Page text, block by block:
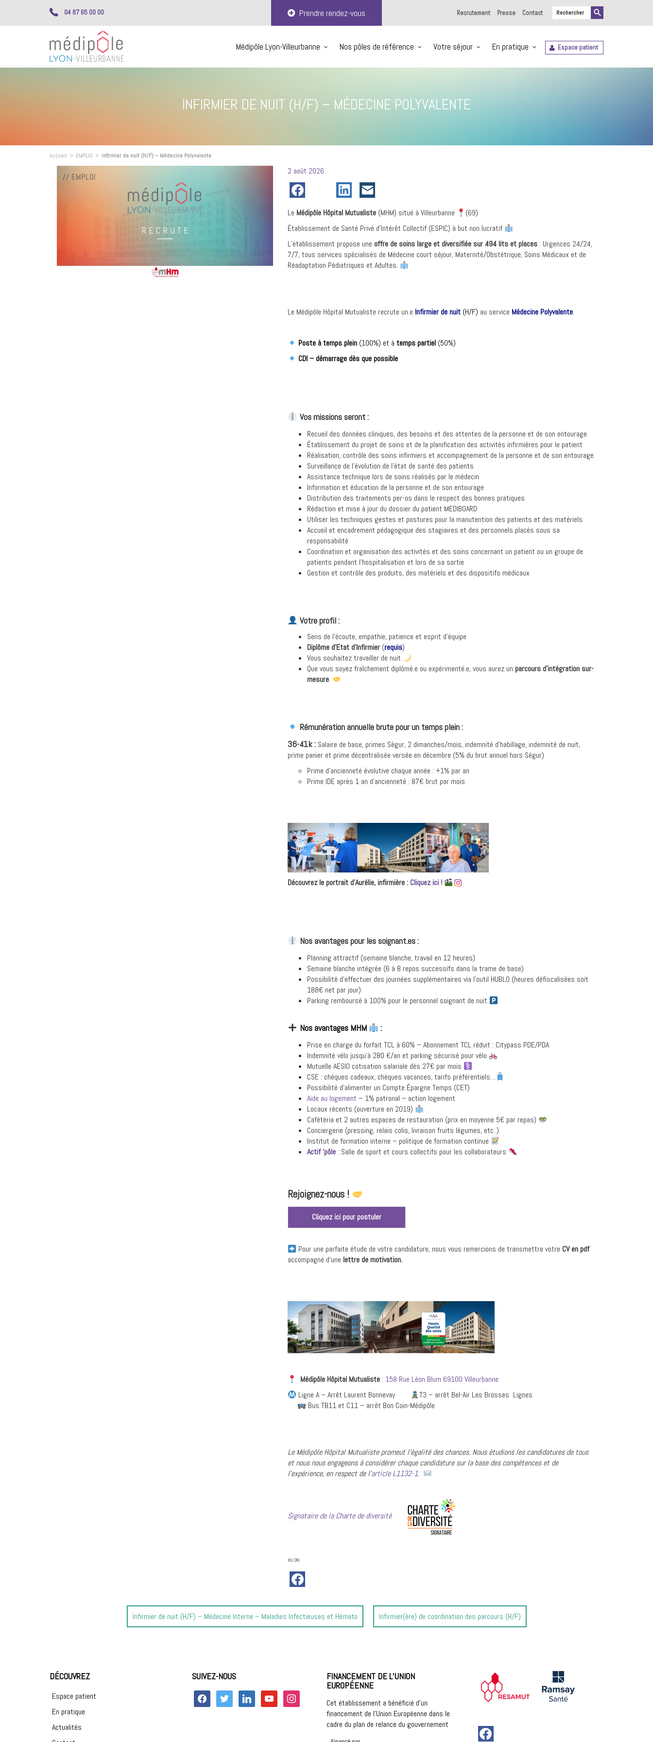
04 87 65 00 00 Prendre rendez-vous Recrutement Presse Contact
Médipôle Lyon-Villeurbanne Nos pôles de référence Votre séjour En pratique Espace patient
INFIRMIER DE NUIT (H/F) – MÉDECINE POLYVALENTE
Accueil > EMPLOI > Infirmier de nuit (H/F) – Médecine Polyvalente
Posté
le
2 août 2026
Le Médipôle Hôpital Mutualiste (MHM) situé à Villeurbanne
(69)
Établissement de Santé Privé d’Intérêt Collectif (ESPIC) à but non lucratif
L’établissement propose une offre de soins large et diversifiée sur 494 lits et places : Urgences 24/24,
7/7, tous services spécialisés de Médecine court séjour, Maternité/Obstétrique, Soins Médicaux et de
Réadaptation Pédiatriques et Adultes.
Le Médipôle Hôpital Mutualiste recrute un.e Infirmier de nuit (H/F) au service Médecine Polyvalente.
Poste à temps plein (100%) et à temps partiel (50%)
CDI – démarrage dès que possible
Vos missions seront :
Recueil des données cliniques, des besoins et des attentes de la personne et de son entourage
Établissement du projet de soins et de la planification des activités infirmières pour le patient
Réalisation, contrôle des soins infirmiers et accompagnement de la personne et de son entourage
Surveillance de l’évolution de l’état de santé des patients
Assistance technique lors de soins réalisés par le médecin
Information et éducation de la personne et de son entourage
Distribution des traitements per-os dans le respect des bonnes pratiques
Rédaction et mise à jour du dossier du patient MEDIBOARD
Utiliser les techniques gestes et postures pour la manutention des patients et des matériels
Accueil et encadrement pédagogique des stagiaires et des personnels placés sous sa
responsabilité
Coordination et organisation des activités et des soins concernant un patient ou un groupe de
patients pendant l’hospitalisation et lors de sa sortie
Gestion et contrôle des produits, des matériels et des dispositifs médicaux
Votre profil :
Sens de l’écoute, empathie, patience et esprit d’équipe
Diplôme d’Etat d’Infirmier (requis)
Vous souhaitez travailler de nuit
Que vous soyez fraîchement diplômé.e ou expérimenté.e, vous aurez un parcours d’intégration sur-
mesure.
Rémunération annuelle brute pour un temps plein :
36-41k : Salaire de base, primes Ségur, 2 dimanches/mois, indemnité d’habillage, indemnité de nuit,
prime panier et prime décentralisée versée en décembre (5% du brut annuel hors Ségur)
Prime d’ancienneté évolutive chaque année : +1% par an
Prime IDE après 1 an d’ancienneté : 87€ brut par mois
Découvrez le portrait d’Aurélie, infirmière : Cliquez ici !
Nos avantages pour les soignant.es :
Planning attractif (semaine blanche, travail en 12 heures)
Semaine blanche intégrée (6 à 8 repos successifs dans la trame de base)
Possibilité d’effectuer des journées supplémentaires via l’outil HUBLO (heures défiscalisées soit
188€ net par jour)
Parking remboursé à 100% pour le personnel soignant de nuit
Nos avantages MHM :
Prise en charge du forfait TCL à 60% – Abonnement TCL réduit : Citypass PDE/PDA
Indemnité vélo jusqu’à 280 €/an et parking sécurisé pour vélo
Mutuelle AESIO cotisation salariale dès 27€ par mois
CSE : chèques cadeaux, chèques vacances, tarifs préférentiels…
Possibilité d’alimenter un Compte Épargne Temps (CET)
Aide au logement – 1% patronal – action logement
Locaux récents (ouverture en 2019)
Cafétéria et 2 autres espaces de restauration (prix en moyenne 5€ par repas)
Conciergerie (pressing, relais colis, livraison fruits légumes, etc..)
Institut de formation interne – politique de formation continue
Actif ‘pôle : Salle de sport et cours collectifs pour les collaborateurs
Rejoignez-nous !
Cliquez ici pour postuler
Pour une parfaite étude de votre candidature, nous vous remercions de transmettre votre CV en pdf
accompagné d’une lettre de motivation.
Médipôle Hôpital Mutualiste : 158 Rue Léon Blum 69100 Villeurbanne
Ligne A – Arrêt Laurent Bonnevay
T3 – arrêt Bel-Air Les Brosses Lignes
Bus TB11 et C11 – arrêt Bon Coin-Médipôle
Le Médipôle Hôpital Mutualiste promeut l’égalité des chances. Nous étudions les candidatures de tous
et nous nous engageons à considérer chaque candidature sur la base des compétences et de
l’expérience, en respect de l’article L1132-1.
Signataire de la Charte de diversité
#LI-DNI
Article
précédent
Infirmier de nuit (H/F) – Médecine Interne – Maladies Infectieuses et Hémato
Article
suivant
Infirmier(ère) de coordination des parcours (H/F)
DÉCOUVREZ
Espace patient
En pratique
Actualités
SUIVEZ-NOUS
facebook twitter linkedin youtube instagram
FINANCEMENT DE L’UNION
EUROPÉENNE
Cet établissement a bénéficié d’un
financement de l’Union Européenne dans le
cadre du plan de relance du gouvernement